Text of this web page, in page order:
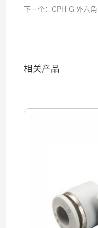
下一个：CPH-G 外六角
相关产品